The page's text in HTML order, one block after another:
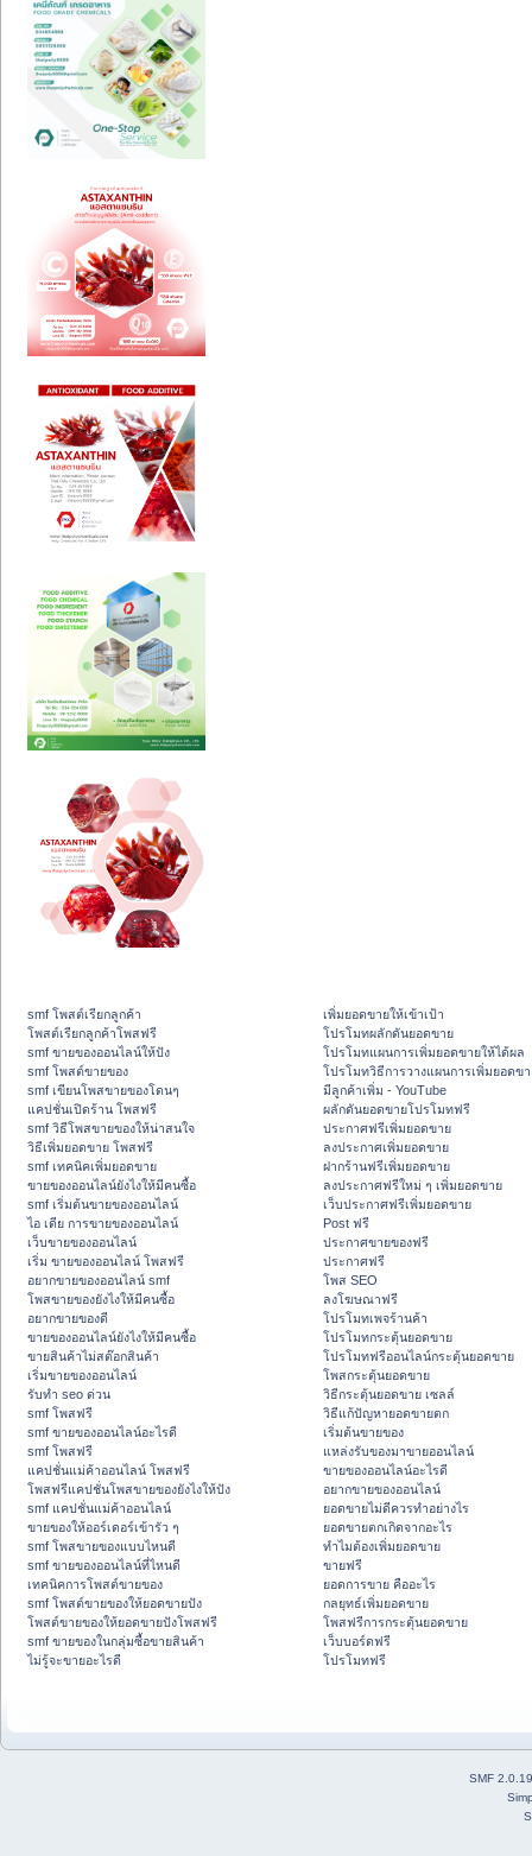
smf โพสต์เรียกลูกค้า
โพสต์เรียกลูกค้าโพสฟรี
smf ขายของออนไลน์ให้ปัง
smf โพสต์ขายของ
smf เขียนโพสขายของโดนๆ
แคปชั่นเปิดร้าน โพสฟรี
smf วิธีโพสขายของให้น่าสนใจ
วิธีเพิ่มยอดขาย โพสฟรี
smf เทคนิคเพิ่มยอดขาย
ขายของออนไลน์ยังไงให้มีคนซื้อ
smf เริ่มต้นขายของออนไลน์
ไอ เดีย การขายของออนไลน์
เว็บขายของออนไลน์
เริ่ม ขายของออนไลน์ โพสฟรี
อยากขายของออนไลน์ smf
โพสขายของยังไงให้มีคนซื้อ
อยากขายของดี
ขายของออนไลน์ยังไงให้มีคนซื้อ
ขายสินค้าไม่สต๊อกสินค้า
เริ่มขายของออนไลน์
รับทำ seo ด่วน
smf โพสฟรี
smf ขายของออนไลน์อะไรดี
smf โพสฟรี
แคปชั่นแม่ค้าออนไลน์ โพสฟรี
โพสฟรีแคปชั่นโพสขายของยังไงให้ปัง
smf แคปชั่นแม่ค้าออนไลน์
ขายของให้ออร์เดอร์เข้ารัว ๆ
smf โพสขายของแบบไหนดี
smf ขายของออนไลน์ที่ไหนดี
เทคนิคการโพสต์ขายของ
smf โพสต์ขายของให้ยอดขายปัง
โพสต์ขายของให้ยอดขายปังโพสฟรี
smf ขายของในกลุ่มซื้อขายสินค้า
ไม่รู้จะขายอะไรดี
เพิ่มยอดขายให้เข้าเป้า
โปรโมทผลักดันยอดขาย
โปรโมทแผนการเพิ่มยอดขายให้ได้ผล
โปรโมทวิธีการวางแผนการเพิ่มยอดข
มีลูกค้าเพิ่ม - YouTube
ผลักดันยอดขายโปรโมทฟรี
ประกาศฟรีเพิ่มยอดขาย
ลงประกาศเพิ่มยอดขาย
ฝากร้านฟรีเพิ่มยอดขาย
ลงประกาศฟรีใหม่ ๆ เพิ่มยอดขาย
เว็บประกาศฟรีเพิ่มยอดขาย
Post ฟรี
ประกาศขายของฟรี
ประกาศฟรี
โพส SEO
ลงโฆษณาฟรี
โปรโมทเพจร้านค้า
โปรโมทกระตุ้นยอดขาย
โปรโมทฟรีออนไลน์กระตุ้นยอดขาย
โพสกระตุ้นยอดขาย
วิธีกระตุ้นยอดขาย เซลล์
วิธีแก้ปัญหายอดขายตก
เริ่มต้นขายของ
แหล่งรับของมาขายออนไลน์
ขายของออนไลน์อะไรดี
อยากขายของออนไลน์
ยอดขายไม่ดีควรทำอย่างไร
ยอดขายตกเกิดจากอะไร
ทำไมต้องเพิ่มยอดขาย
ขายฟรี
ยอดการขาย คืออะไร
กลยุทธ์เพิ่มยอดขาย
โพสฟรีการกระตุ้นยอดขาย
เว็บบอร์ดฟรี
โปรโมทฟรี
SMF 2.0.19